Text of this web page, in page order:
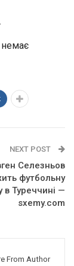
NEXT POST
Селезньов
футбольну
в Туреччині —
sxemy.com
From Author